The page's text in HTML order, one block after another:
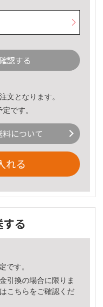
認する
文となります。
です。
について
れる
する
です。
引換の場合に限りま
こちら をご確認くだ